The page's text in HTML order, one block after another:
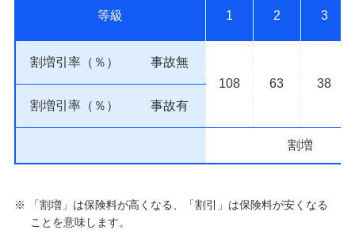
等級 1 2 3
割増引率（％）
事故無
108
63
38
割増引率（％）
事故有
割増
※ 「割増」は保険料が高くなる、「割引」は保険料が安くなる
ことを意味します。